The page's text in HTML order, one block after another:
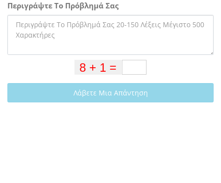
Περιγράψτε Το Πρόβλημά Σας
Λάβετε Μια Απάντηση